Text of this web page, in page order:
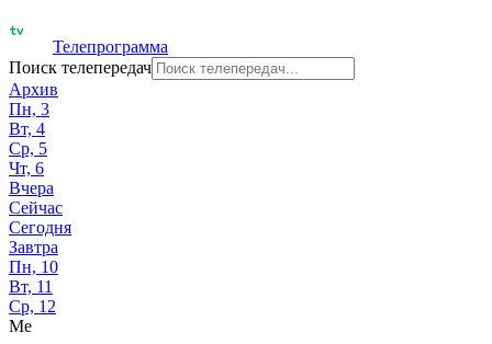
Телепрограмма
Поиск телепередач
Архив
Пн, 3
Вт, 4
Ср, 5
Чт, 6
Вчера
Сейчас
Сегодня
Завтра
Пн, 10
Вт, 11
Ср, 12
Me